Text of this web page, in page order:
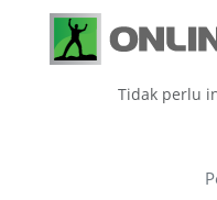
Tidak perlu